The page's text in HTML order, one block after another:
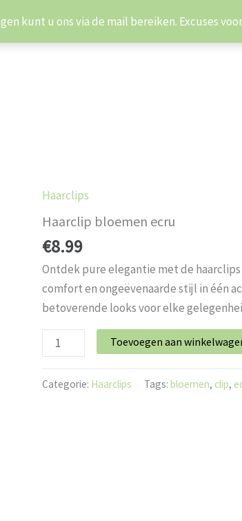
kunt u ons via de mail bereiken. Excuses
Haarclips
Haarclip bloemen ecru
€8.99
Ontdek pure elegantie met de haarclips
comfort en ongeëvenaarde stijl in één
betoverende looks voor elke
Haarclip
bloemen
ecru
aantal
Toevoegen aan
Categorie: Haarclips Tags: bloemen, clip,